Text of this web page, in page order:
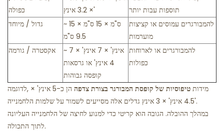
כפולה
× 3.2 אינץ'
תוספות עבות יותר
גדול / מיוחד
~ 15 ס"מ × 15 ס"מ ×
9.5 ס"מ
להמבורגרים עמוסים או קציצות
מוערמות
אקסטרה / גורמה
~ 7 אינץ' × 7 אינץ' ×
4 אינץ' או גרסאות
קופסה גבוהות
להמבורגרים או לארוחות
כפולות
לדוגמה, מידות טיפוסיות של קופסת המבורגר בצורת צדפה
הן כ-5 אינץ' ×
4.5 אינץ' × 3 אינץ'.
גדלים אלה מסייעים לשמור על שלמות הלחמנייה
במהלך ההובלה. הגובה הוא קריטי כדי למנוע לחיצה של הלחמנייה העליונה
לתוך התכולה.